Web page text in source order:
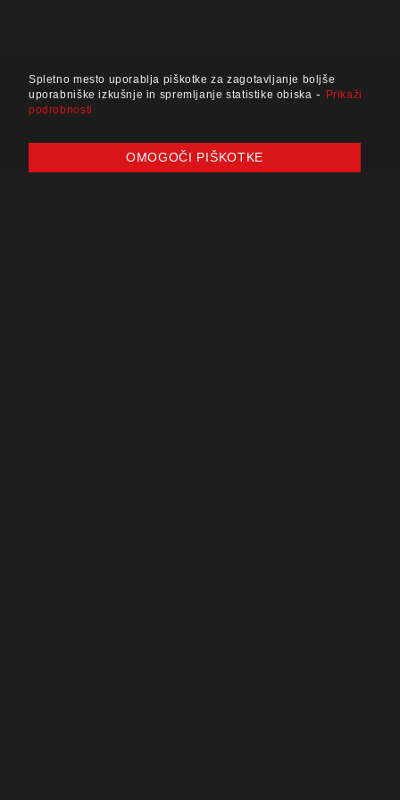
Spletno mesto uporablja piškotke za zagotavljanje boljše
uporabniške izkušnje in spremljanje statistike obiska -
Prikaži
podrobnosti
OMOGOČI PIŠKOTKE